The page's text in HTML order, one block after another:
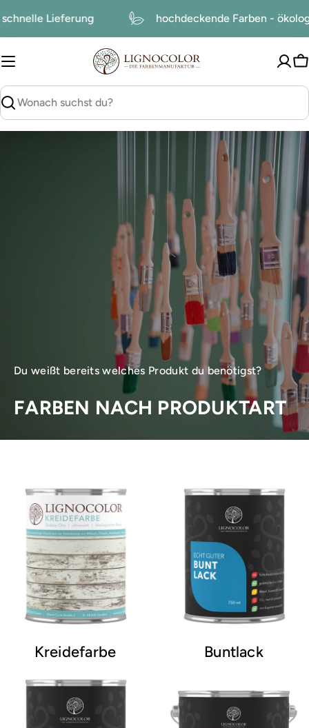
Inhalt
schnelle Lieferung hochdeckende Farben -
suchen
Du weißt bereits welches Produkt du benötigst?
FARBEN NACH PRODUKTART
Kreidefarbe Buntlack